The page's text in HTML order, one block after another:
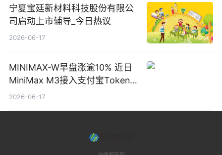
宁夏宝廷新材料科技股份有限公
司启动上市辅导_今日热议
2026-06-17
MINIMAX-W早盘涨逾10% 近日
MiniMax M3接入支付宝Token
Pay
2026-06-17